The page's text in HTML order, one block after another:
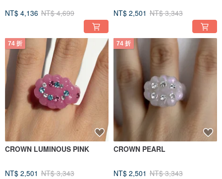
NT$ 4,136 NT$ 4,699 NT$ 2,501 NT$ 3,343
74 折
CROWN LUMINOUS PINK
NT$ 2,501 NT$ 3,343
74 折
CROWN PEARL
NT$ 2,501 NT$ 3,343